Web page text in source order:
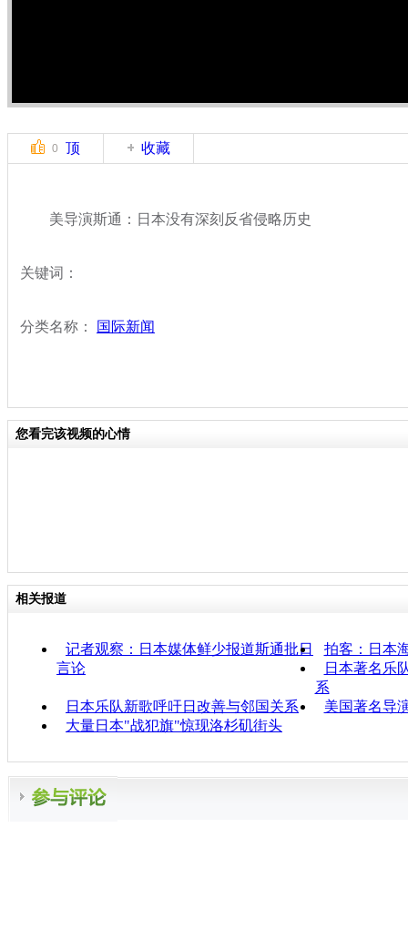
0 顶 收藏
美导演斯通：日本没有深刻反省侵略历史
关键词：
分类名称： 国际新闻
您看完该视频的心情
相关报道
记者观察：日本媒体鲜少报道斯通批日
言论
拍客：日本
日本著名乐
系
日本乐队新歌呼吁日改善与邻国关系
美国著名导
大量日本"战犯旗"惊现洛杉矶街头